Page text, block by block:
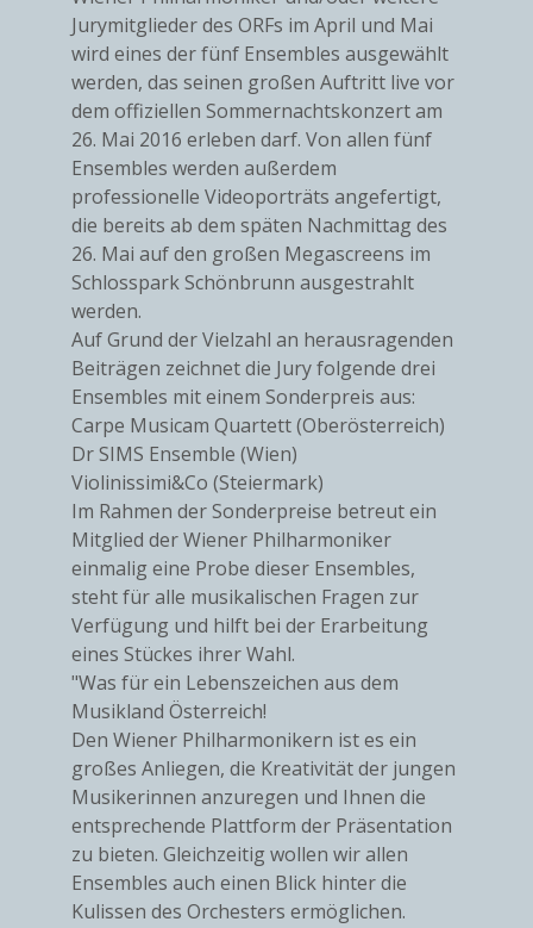
Jurymitglieder des ORFs im April und Mai
wird eines der fünf Ensembles ausgewählt
werden, das seinen großen Auftritt live vor
dem offiziellen Sommernachtskonzert am
26. Mai 2016 erleben darf. Von allen fünf
Ensembles werden außerdem
professionelle Videoporträts angefertigt,
die bereits ab dem späten Nachmittag des
26. Mai auf den großen Megascreens im
Schlosspark Schönbrunn ausgestrahlt
werden.
Auf Grund der Vielzahl an herausragenden
Beiträgen zeichnet die Jury folgende drei
Ensembles mit einem Sonderpreis aus:
Carpe Musicam Quartett (Oberösterreich)
Dr SIMS Ensemble (Wien)
Violinissimi&Co (Steiermark)
Im Rahmen der Sonderpreise betreut ein
Mitglied der Wiener Philharmoniker
einmalig eine Probe dieser Ensembles,
steht für alle musikalischen Fragen zur
Verfügung und hilft bei der Erarbeitung
eines Stückes ihrer Wahl.
"Was für ein Lebenszeichen aus dem
Musikland Österreich!
Den Wiener Philharmonikern ist es ein
großes Anliegen, die Kreativität der jungen
Musikerinnen anzuregen und Ihnen die
entsprechende Plattform der Präsentation
zu bieten. Gleichzeitig wollen wir allen
Ensembles auch einen Blick hinter die
Kulissen des Orchesters ermöglichen.